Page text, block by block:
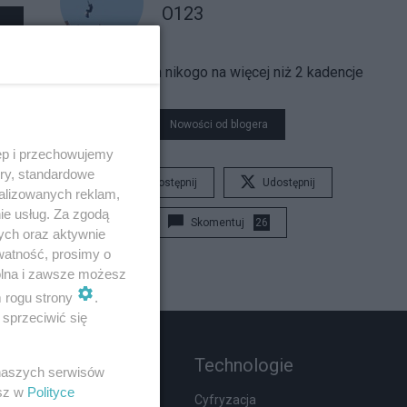
O123
Nie wybieram nikogo na więcej niż 2 kadencje
Nowości od blogera
Udostępnij Udostępnij
Skomentuj 26
Rozmaitości
Zdrowie
Technologie
Cyfryzacja
i przechowujemy
standardowe
reklam,
usług. Za zgodą
oraz aktywnie
prosimy o
i zawsze możesz
rogu strony
.
się
serwisów
w Polityce